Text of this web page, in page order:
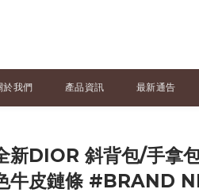
於我們 產品資訊 最新通告
新DIOR 斜背包/手拿
牛皮鏈條 #BRAND